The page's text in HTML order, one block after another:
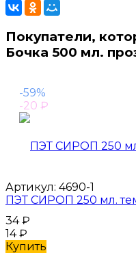
Покупатели,
Бочка 500 мл.
-59%
-20 ₽
Артикул: 4690-1
ПЭТ СИРОП 250 мл.
34₽
14₽
Купить